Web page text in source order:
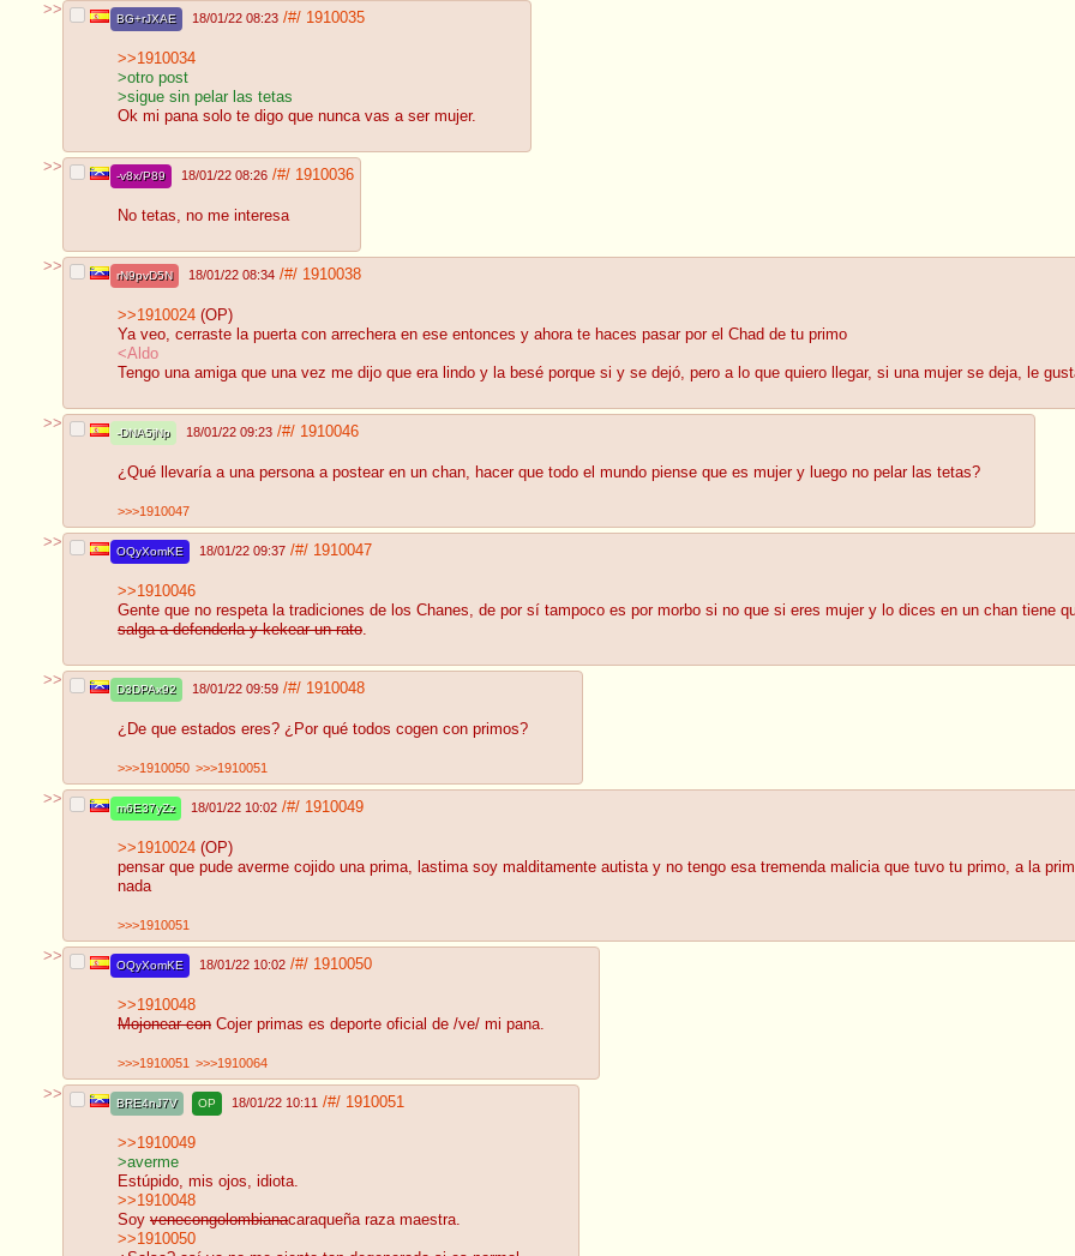
>>
BG+rJXAE 18/01/22 08:23 /#/ 1910035
>>1910034
>otro post
>sigue sin pelar las tetas
Ok mi pana solo te digo que nunca vas a ser mujer.
>>
-v8x/P89 18/01/22 08:26 /#/ 1910036
No tetas, no me interesa
>>
rN9pvD5N 18/01/22 08:34 /#/ 1910038
>>1910024 (OP)
Ya veo, cerraste la puerta con arrechera en ese entonces y ahora te haces pasar por el Chad de tu primo
<Aldo
Tengo una amiga que una vez me dijo que era lindo y la besé porque si y se dejó, pero a lo que quiero llegar, si una mujer se deja, le
>>
-DNA5jNp 18/01/22 09:23 /#/ 1910046
¿Qué llevaría a una persona a postear en un chan, hacer que todo el mundo piense que es mujer y luego no pelar las tetas?
>>>1910047
>>
OQyXomKE 18/01/22 09:37 /#/ 1910047
>>1910046
Gente que no respeta la tradiciones de los Chanes, de por sí tampoco es por morbo si no que si eres mujer y lo dices en un chan tiene
salga a defenderla y kekear un rato
>>
D3DPAx92 18/01/22 09:59 /#/ 1910048
¿De que estados eres? ¿Por qué todos cogen con primos?
>>>1910050 >>>1910051
>>
m6E37yZz 18/01/22 10:02 /#/ 1910049
>>1910024 (OP)
pensar que pude averme cojido una prima, lastima soy malditamente autista y no tengo esa tremenda malicia que tuvo tu primo, a la
nada
>>>1910051
>>
OQyXomKE 18/01/22 10:02 /#/ 1910050
>>1910048
Mojonear con Cojer primas es deporte oficial de /ve/ mi pana.
>>>1910051 >>>1910064
>>
BRE4nJ7V OP 18/01/22 10:11 /#/ 1910051
>>1910049
>averme
Estúpido, mis ojos, idiota.
>>1910048
Soy venecongolombianacaraqueña raza maestra.
>>1910050